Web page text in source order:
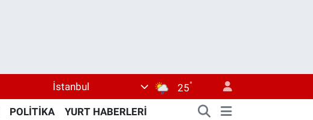
İstanbul 25°
POLİTİKA YURT HABERLERİ